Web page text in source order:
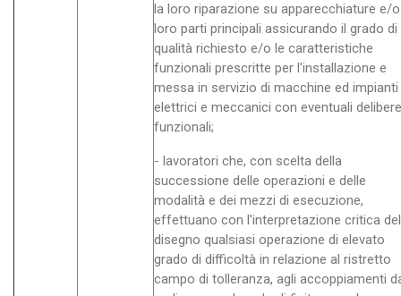
la loro riparazione su apparecchiature e/o
loro parti principali assicurando il grado di
qualità richiesto e/o le caratteristiche
funzionali prescritte per l'installazione e
messa in servizio di macchine ed impianti
elettrici e meccanici con eventuali delibere
funzionali;
- lavoratori che, con scelta della
successione delle operazioni e delle
modalità e dei mezzi di esecuzione,
effettuano con l'interpretazione critica del
disegno qualsiasi operazione di elevato
grado di difficoltà in relazione al ristretto
campo di tolleranza, agli accoppiamenti